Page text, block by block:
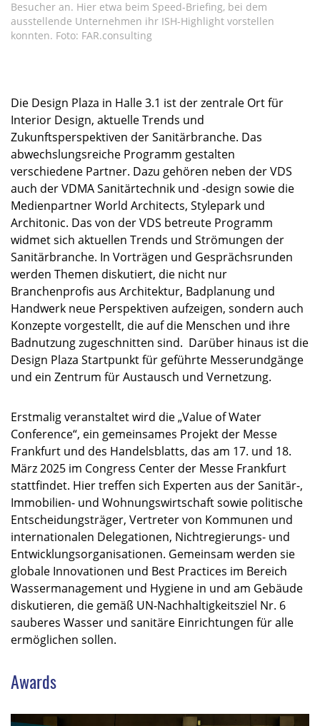
Besucher an. Hier etwa beim Speed-Briefing, bei dem
ausstellende Unternehmen ihr ISH-Highlight vorstellen
konnten. Foto: FAR.consulting
Die Design Plaza in Halle 3.1 ist der zentrale Ort für
Interior Design, aktuelle Trends und
Zukunftsperspektiven der Sanitärbranche. Das
abwechslungsreiche Programm gestalten
verschiedene Partner. Dazu gehören neben der VDS
auch der VDMA Sanitärtechnik und -design sowie die
Medienpartner World Architects, Stylepark und
Architonic. Das von der VDS betreute Programm
widmet sich aktuellen Trends und Strömungen der
Sanitärbranche. In Vorträgen und Gesprächsrunden
werden Themen diskutiert, die nicht nur
Branchenprofis aus Architektur, Badplanung und
Handwerk neue Perspektiven aufzeigen, sondern auch
Konzepte vorgestellt, die auf die Menschen und ihre
Badnutzung zugeschnitten sind. Darüber hinaus ist die
Design Plaza Startpunkt für geführte Messerundgänge
und ein Zentrum für Austausch und Vernetzung.
Erstmalig veranstaltet wird die „Value of Water
Conference“, ein gemeinsames Projekt der Messe
Frankfurt und des Handelsblatts, das am 17. und 18.
März 2025 im Congress Center der Messe Frankfurt
stattfindet. Hier treffen sich Experten aus der Sanitär-,
Immobilien- und Wohnungswirtschaft sowie politische
Entscheidungsträger, Vertreter von Kommunen und
internationalen Delegationen, Nichtregierungs- und
Entwicklungsorganisationen. Gemeinsam werden sie
globale Innovationen und Best Practices im Bereich
Wassermanagement und Hygiene in und am Gebäude
diskutieren, die gemäß UN-Nachhaltigkeitsziel Nr. 6
sauberes Wasser und sanitäre Einrichtungen für alle
ermöglichen sollen.
Awards